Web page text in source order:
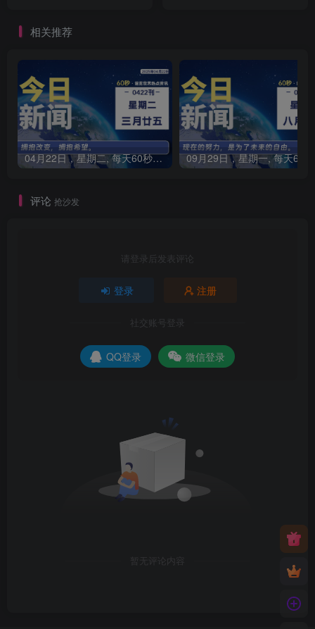
相关推荐
04月22日，星期二, 每天60秒读懂全世界！
评论 抢沙发
请登录后发表评论
登录 注册
社交账号登录
QQ登录 微信登录
暂无评论内容